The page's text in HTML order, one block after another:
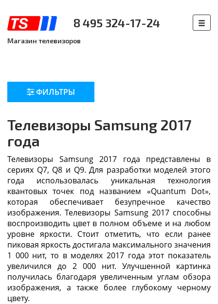
8 495 324-17-24
Магазин телевизоров
ФИЛЬТРЫ
Телевизоры Samsung 2017
года
Телевизоры Samsung 2017 года представлены в
сериях Q7, Q8 и Q9. Для разработки моделей этого
года использовалась уникальная технология
квантовых точек под названием «Quantum Dot»,
которая обеспечивает безупречное качество
изображения. Телевизоры Samsung 2017 способны
воспроизводить цвет в полном объеме и на любом
уровне яркости. Стоит отметить, что если ранее
пиковая яркость достигала максимального значения
1 000 нит, то в моделях 2017 года этот показатель
увеличился до 2 000 нит. Улучшенной картинка
получилась благодаря увеличенным углам обзора
изображения, а также более глубокому черному
цвету.